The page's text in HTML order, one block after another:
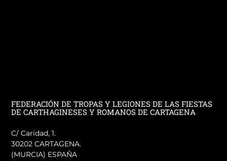
FEDERACIÓN DE TROPAS Y LEGIONES DE LAS FIESTAS
DE CARTHAGINESES Y ROMANOS DE CARTAGENA
C/ Caridad, 1.
30202 CARTAGENA.
(MURCIA) ESPAÑA